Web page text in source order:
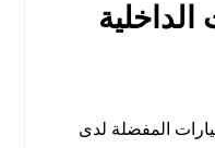
المفضلة لدى